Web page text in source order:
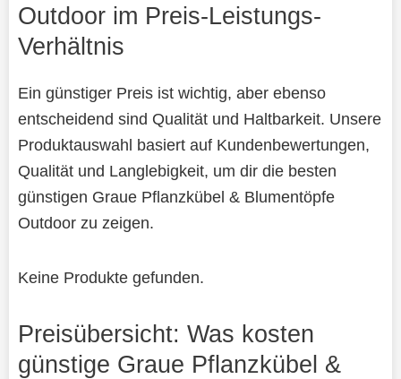
Outdoor im Preis-Leistungs-
Verhältnis
Ein günstiger Preis ist wichtig, aber ebenso
entscheidend sind Qualität und Haltbarkeit. Unsere
Produktauswahl basiert auf Kundenbewertungen,
Qualität und Langlebigkeit, um dir die besten
günstigen Graue Pflanzkübel & Blumentöpfe
Outdoor zu zeigen.
Keine Produkte gefunden.
Preisübersicht: Was kosten
günstige Graue Pflanzkübel &